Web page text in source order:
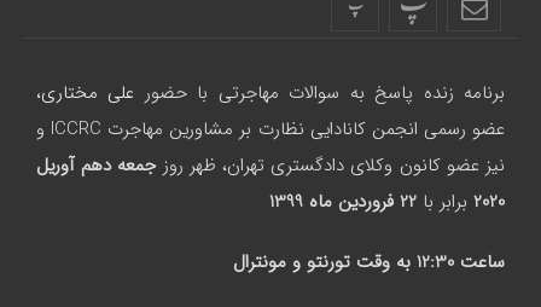
برنامه زنده پاسخ به سوالات مهاجرتی با حضور علی مختاری،
عضو رسمی انجمن کانادایی نظارت بر مشاورین مهاجرت ICCRC و
نیز عضو کانون وکلای دادگستری تهران، ظهر روز جمعه دهم آوریل
2020 برابر با 22 فروردین ماه 1399
ساعت 12:30 به وقت تورنتو و مونترال